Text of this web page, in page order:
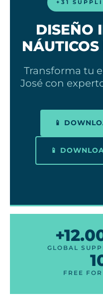
+31
DISEÑO
Transforma tu
José con
📱
📱
GLOBAL
FREE